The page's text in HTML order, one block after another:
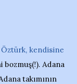
Öztürk, kendisine
bozmuş(!). Adana
takımının